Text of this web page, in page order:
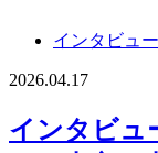
インタビュー
2026.04.17
インタビュ